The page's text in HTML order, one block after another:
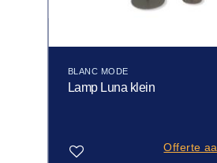
BLANC MODE
Lamp Luna klein
Offerte